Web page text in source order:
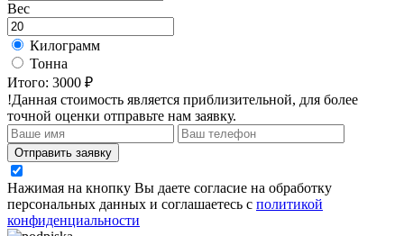
Вес
Килограмм
Тонна
Итого: 3000 ₽
!Данная стоимость является приблизительной, для более
точной оценки отправьте нам заявку.
Отправить заявку
Нажимая на кнопку Вы даете согласие на обработку
персональных данных и соглашаетесь с политикой
конфиденциальности